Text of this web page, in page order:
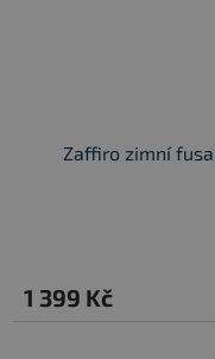
Zaffiro zimní
1 399 Kč